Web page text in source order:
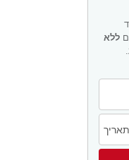
ללא